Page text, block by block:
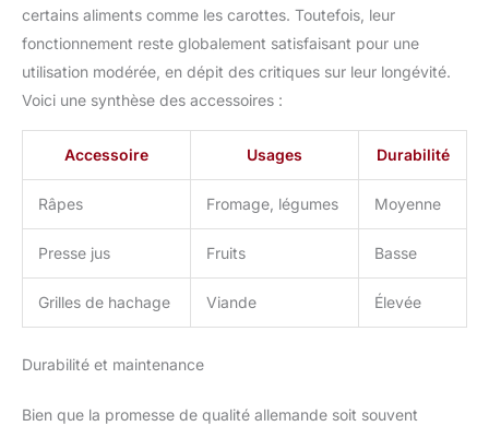
certains aliments comme les carottes. Toutefois, leur
fonctionnement reste globalement satisfaisant pour une
utilisation modérée, en dépit des critiques sur leur longévité.
Voici une synthèse des accessoires :
Accessoire Usages Durabilité
Râpes Fromage, légumes Moyenne
Presse jus Fruits Basse
Grilles de hachage Viande Élevée
Durabilité et maintenance
Bien que la promesse de qualité allemande soit souvent